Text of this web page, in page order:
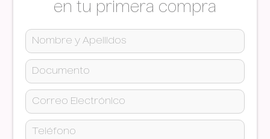
en tu primera compra